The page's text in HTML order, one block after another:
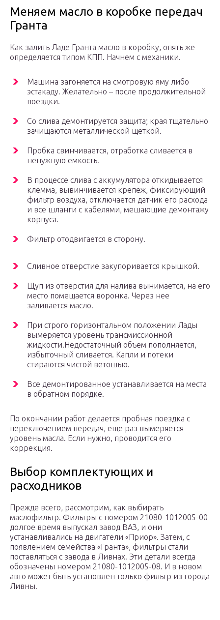
Меняем масло в коробке передач
Гранта
Как залить Ладе Гранта масло в коробку, опять же
определяется типом КПП. Начнем с механики.
Машина загоняется на смотровую яму либо
эстакаду. Желательно – после продолжительной
поездки.
Со слива демонтируется защита; края тщательно
зачищаются металлической щеткой.
Пробка свинчивается, отработка сливается в
ненужную емкость.
В процессе слива с аккумулятора откидывается
клемма, вывинчивается крепеж, фиксирующий
фильтр воздуха, отключается датчик его расхода
и все шланги с кабелями, мешающие демонтажу
корпуса.
Фильтр отодвигается в сторону.
Сливное отверстие закупоривается крышкой.
Щуп из отверстия для налива вынимается, на его
место помещается воронка. Через нее
заливается масло.
При строго горизонтальном положении Лады
вымеряется уровень трансмиссионной
жидкости.Недостаточный объем пополняется,
избыточный сливается. Капли и потеки
стираются чистой ветошью.
Все демонтированное устанавливается на места
в обратном порядке.
По окончании работ делается пробная поездка с
переключением передач, еще раз вымеряется
уровень масла. Если нужно, проводится его
коррекция.
Выбор комплектующих и
расходников
Прежде всего, рассмотрим, как выбирать
маслофильтр. Фильтры с номером 21080-1012005-00
долгое время выпускал завод ВАЗ, и они
устанавливались на двигатели «Приор». Затем, с
появлением семейства «Гранта», фильтры стали
поставляться с завода в Ливнах. Эти детали всегда
обозначены номером 21080-1012005-08. И в новом
авто может быть установлен только фильтр из города
Ливны.